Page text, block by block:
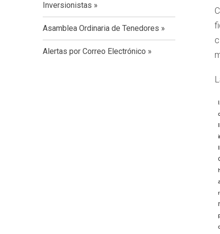
Inversionistas
Asamblea Ordinaria de Tenedores
Alertas por Correo Electrónico